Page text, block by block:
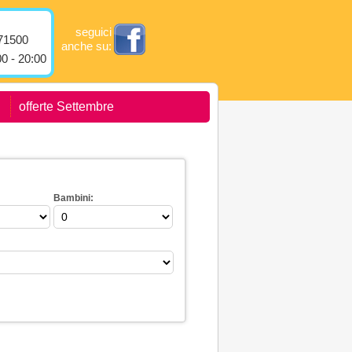
- 20:00
seguici
anche su:
offerte Settembre
Bambini: